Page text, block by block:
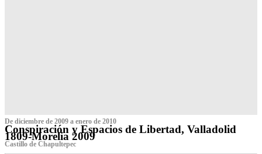
De diciembre de 2009 a enero de 2010
Conspiración y Espacios de Libertad, Valladolid
1809-Morelia 2009
Castillo de Chapultepec